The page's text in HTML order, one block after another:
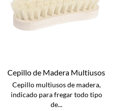
Cepillo de Madera Multiusos
Cepillo multiusos de madera,
indicado para fregar todo tipo
de...